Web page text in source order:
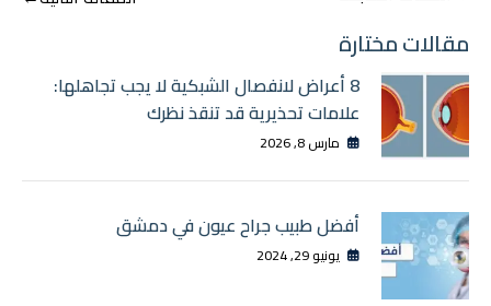
المقالات
مقالات مختارة
8 أعراض لانفصال الشبكية لا يجب تجاهلها:
علامات تحذيرية قد تنقذ نظرك
مارس 8, 2026
أفضل طبيب جراح عيون في دمشق
يونيو 29, 2024